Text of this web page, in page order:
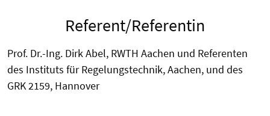
Referent/Referentin
Prof. Dr.-Ing. Dirk Abel, RWTH Aachen und Referenten
des Instituts für Regelungstechnik, Aachen, und des
GRK 2159, Hannover